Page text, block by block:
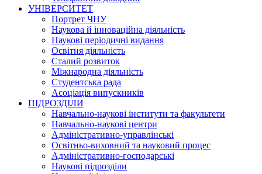
УНІВЕРСИТЕТ
Портрет ЧНУ
Наукова й інноваційна діяльність
Наукові періодичні видання
Освітня діяльність
Сталий розвиток
Міжнародна діяльність
Студентська рада
Асоціація випускників
ПІДРОЗДІЛИ
Навчально-наукові інститути та факультети
Навчально-наукові центри
Адміністративно-управлінські
Освітньо-виховний та науковий процес
Адміністративно-господарські
Наукові підрозділи